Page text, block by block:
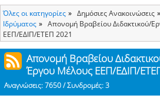
Όλες οι κατηγορίες Δημόσιες Ανακοινώσεις
Ιδρύματος
Απονομή Βραβείου Διδακτικού/
ΕΕΠ/ΕΔΙΠ/ΕΤΕΠ 2021
Απονομή Βραβείου
Έργου Μέλους ΕΕΠ/ΕΔΙΠ/
Αναγνώσεις: 7650 / Συνδρομές: 3